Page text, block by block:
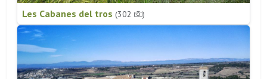
Les Cabanes del tros (302 )